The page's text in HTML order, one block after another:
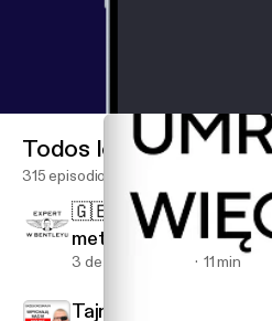
Todos los episodios
315 episodios
🇬🇧🇪🇸 Dołącz do
metody nauki języków
3 de ago de 2026 11 min
Tajne elity knują